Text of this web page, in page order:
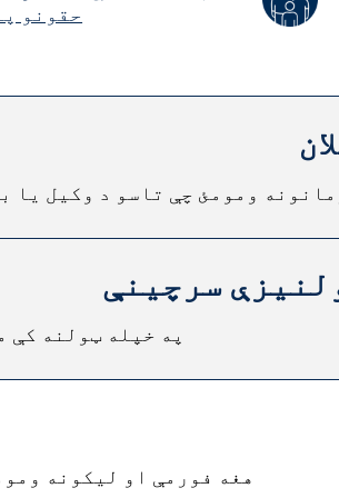
حقونو
ومومئ چې تاسو د وکیل یا
سرچینې
په خپله ټولنه کې
هغه فورمې او لیکونه